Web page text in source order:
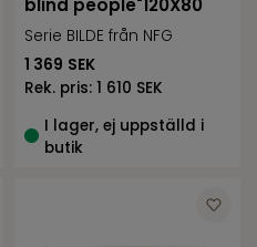
blind people"120X80
Serie BILDE från NFG
1 369 SEK
Rek. pris: 1 610 SEK
I lager, ej uppställd i
butik